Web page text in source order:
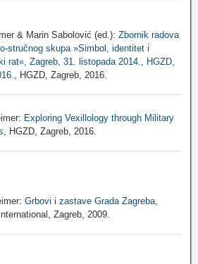
& Marin Sabolović (ed.): Zbornik radova
stručnog skupa »Simbol, identitet i
rat«, Zagreb, 31. listopada 2014., HGZD,
, HGZD, Zagreb, 2016.
Exploring Vexillology through Military
, HGZD, Zagreb, 2016.
Grbovi i zastave Grada Zagreba
Zagreb, 2009.